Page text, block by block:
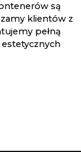
są
klientów z
pełną
estetycznych